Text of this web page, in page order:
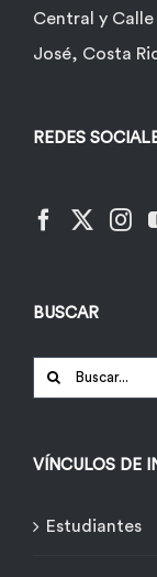
Central y Calle
José, Costa
REDES
BUSCAR
Buscar:
VÍNCULOS DE
Estudiantes